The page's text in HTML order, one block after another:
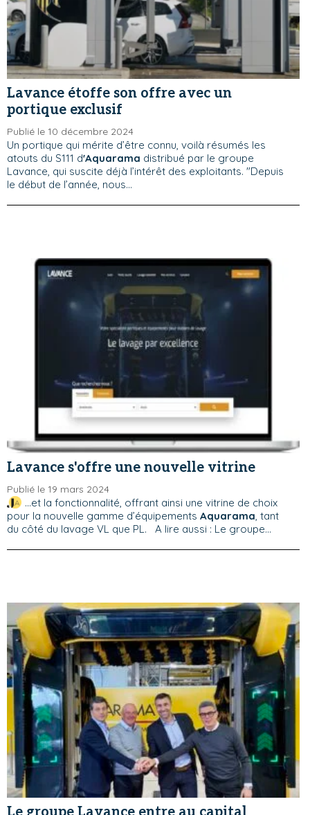
Lavance étoffe son offre avec un
portique exclusif
Publié le 10 décembre 2024
Un portique qui mérite d’être connu, voilà résumés les
atouts du S111 d'Aquarama distribué par le groupe
Lavance, qui suscite déjà l’intérêt des exploitants. "Depuis
le début de l’année, nous...
Lavance s'offre une nouvelle vitrine
Publié le 19 mars 2024
...et la fonctionnalité, offrant ainsi une vitrine de choix
pour la nouvelle gamme d’équipements Aquarama, tant
du côté du lavage VL que PL. A lire aussi : Le groupe...